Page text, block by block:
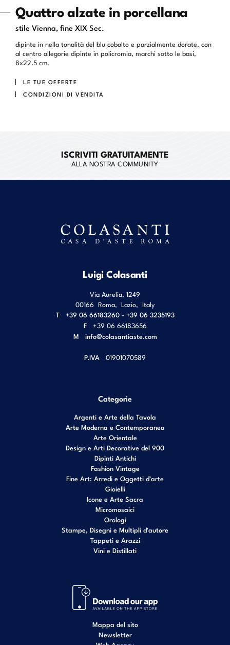
Quattro alzate in porcellana
stile Vienna, fine XIX Sec.
dipinte in nella tonalità del blu cobalto e parzialmente dorate, con
al centro allegorie dipinte in policromia, marchi sotto le basi,
8x22.5 cm.
LE TUE OFFERTE
CONDIZIONI DI VENDITA
ISCRIVITI GRATUITAMENTE
ALLA NOSTRA COMMUNITY
Luigi Colasanti
Via Aurelia, 1249
00166 Roma Lazio Italy
T
+39 06 66183260 - +39 06 3235193
F
+39 06 66183656
M info@colasantiaste.com
P.IVA 01901070589
Categorie
Argenti e Arte della Tavola
Arte Moderna e Contemporanea
Arte Orientale
Design e Arti Decorative del 900
Dipinti Antichi
Fashion Vintage
Fine Art: Arredi e Oggetti d’arte
Gioielli
Icone e Arte Sacra
Micromosaici
Orologi
Stampe, Disegni e Multipli d'autore
Tappeti e Arazzi
Vini e Distillati
Mappa del sito
Newsletter